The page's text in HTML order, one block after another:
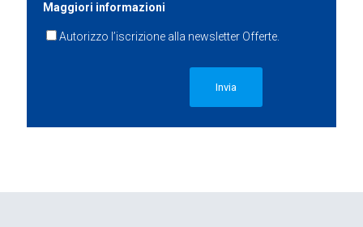
Maggiori informazioni
Autorizzo l’iscrizione alla newsletter Offerte.